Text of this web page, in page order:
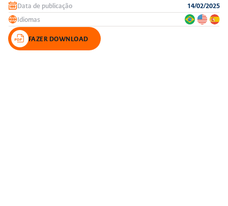
Data de publicação
14/02/2025
Idiomas
FAZER DOWNLOAD